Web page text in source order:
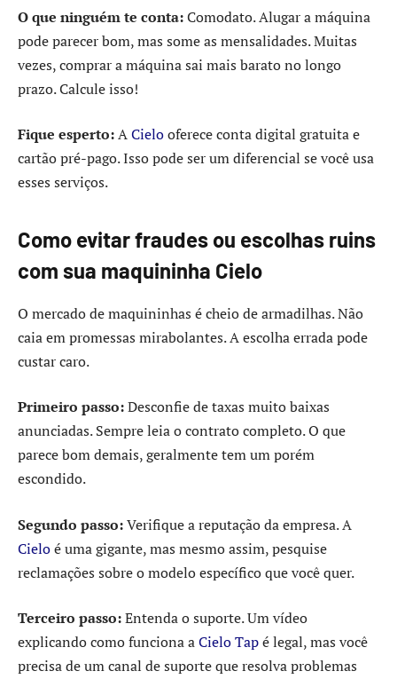
O que ninguém te conta:Comodato. Alugar a máquina
pode parecer bom, mas some as mensalidades. Muitas
vezes, comprar a máquina sai mais barato no longo
prazo. Calcule isso!
Fique esperto:ACielooferece conta digital gratuita e
cartão pré-pago. Isso pode ser um diferencial se você usa
esses serviços.
Como evitar fraudes ou escolhas ruins
com sua maquininha Cielo
O mercado de maquininhas é cheio de armadilhas. Não
caia em promessas mirabolantes. A escolha errada pode
custar caro.
Primeiro passo:Desconfie de taxas muito baixas
anunciadas. Sempre leia o contrato completo. O que
parece bom demais, geralmente tem um porém
escondido.
Segundo passo:Verifique a reputação da empresa. A
Cieloé uma gigante, mas mesmo assim, pesquise
reclamações sobre o modelo específico que você quer.
Terceiro passo:Entenda o suporte. Um vídeo
explicando como funciona aCielo Tapé legal, mas você
precisa de um canal de suporte que resolva problemas